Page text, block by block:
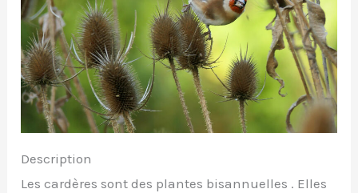
Description
Les cardères sont des plantes bisannuelles . Elles